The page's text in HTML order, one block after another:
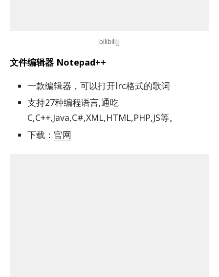
bilibilijj
文件编辑器 Notepad++
一款编辑器，可以打开lrc格式的歌词
支持27种编程语言,通吃
C,C++,Java,C#,XML,HTML,PHP,JS等。
下载： 官网